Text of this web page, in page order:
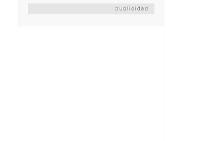
publicidad